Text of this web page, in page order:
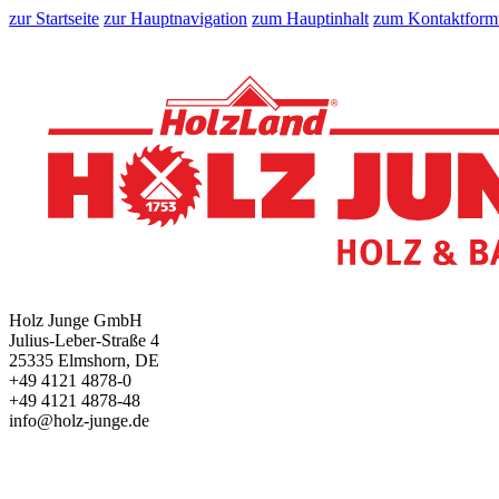
zur Startseite zur Hauptnavigation zum Hauptinhalt zum
Holz Junge GmbH
Julius-Leber-Straße 4
25335 Elmshorn, DE
+49 4121 4878-0
+49 4121 4878-48
info@holz-junge.de